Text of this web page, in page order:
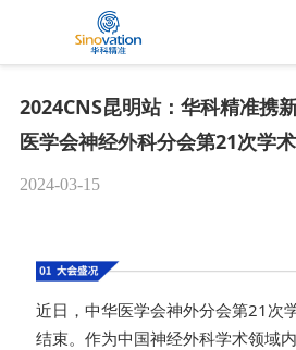
2024CNS昆明站：华科精准携
医学会神经外科分会第21次学
2024-03-15
近日，中华医学会神外分会第21次
结束。作为中国神经外科学术领域